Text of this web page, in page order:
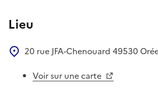
Lieu
20 rue JFA-Chenouard 49530
Voir sur une carte